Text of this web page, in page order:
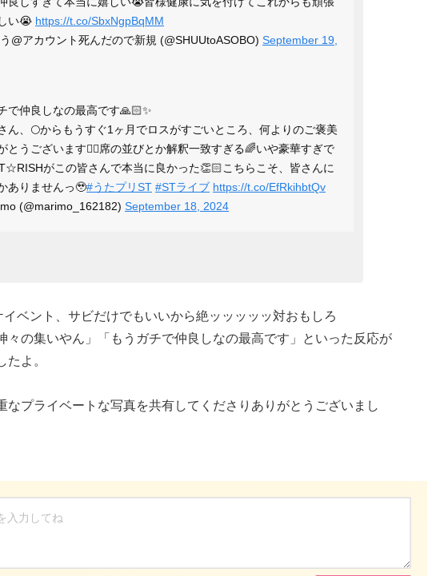
い😭 https://t.co/SbxNgpBqMM
@アカウント死んだので新規 (@SHUUtoASOBO) September 19,
で仲良しなの最高です🙏🏻✨
ん、🌕からもうすぐ1ヶ月でロスがすごいところ、何よりのご褒美
とうございます🙇‍♀️席の並びとか解釈一致すぎる🌈いや豪華すぎで
がこの皆さんで本当に良かった👏🏻こちらこそ、皆さんに
ありませんっ🥹#うたプリST #STライブ https://t.co/EfRkihbtQv
(@marimo_162182) September 18, 2024
ベント、サビだけでもいいから絶ッッッッッ対おもしろ
々の集いやん」「もうガチで仲良しなの最高です」といった反応が
たよ。
なプライベートな写真を共有してくださりありがとうございまし